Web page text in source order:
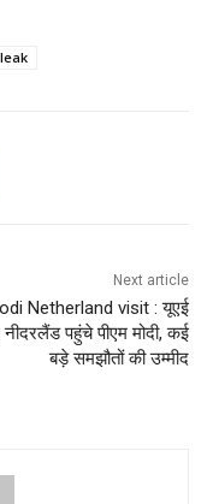
Next article
Netherland visit : यूएई
पहुंचे पीएम मोदी, कई
बड़े समझौतों की उम्मीद